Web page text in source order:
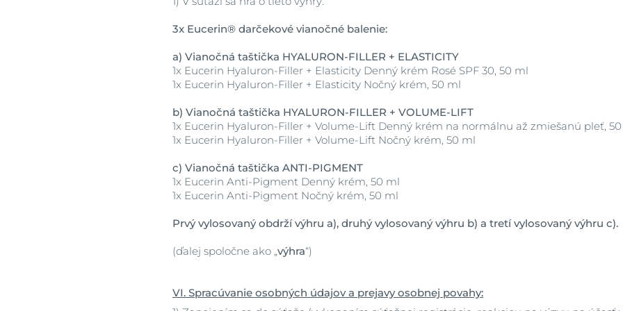
3x Eucerin® darčekové vianočné balenie:
a) Vianočná taštička HYALURON-FILLER + ELASTICITY
1x Eucerin Hyaluron-Filler + Elasticity Denný krém Rosé SPF 30, 50 ml
1x Eucerin Hyaluron-Filler + Elasticity Nočný krém, 50 ml
b) Vianočná taštička HYALURON-FILLER + VOLUME-LIFT
1x Eucerin Hyaluron-Filler + Volume-Lift Denný krém na normálnu až zmiešanú pleť,
1x Eucerin Hyaluron-Filler + Volume-Lift Nočný krém, 50 ml
c) Vianočná taštička ANTI-PIGMENT
1x Eucerin Anti-Pigment Denný krém, 50 ml
1x Eucerin Anti-Pigment Nočný krém, 50 ml
Prvý vylosovaný obdrží výhru a), druhý vylosovaný výhru b) a tretí vylosovaný výhru c).
(ďalej spoločne ako „výhra“)
VI. Spracúvanie osobných údajov a prejavy osobnej povahy: